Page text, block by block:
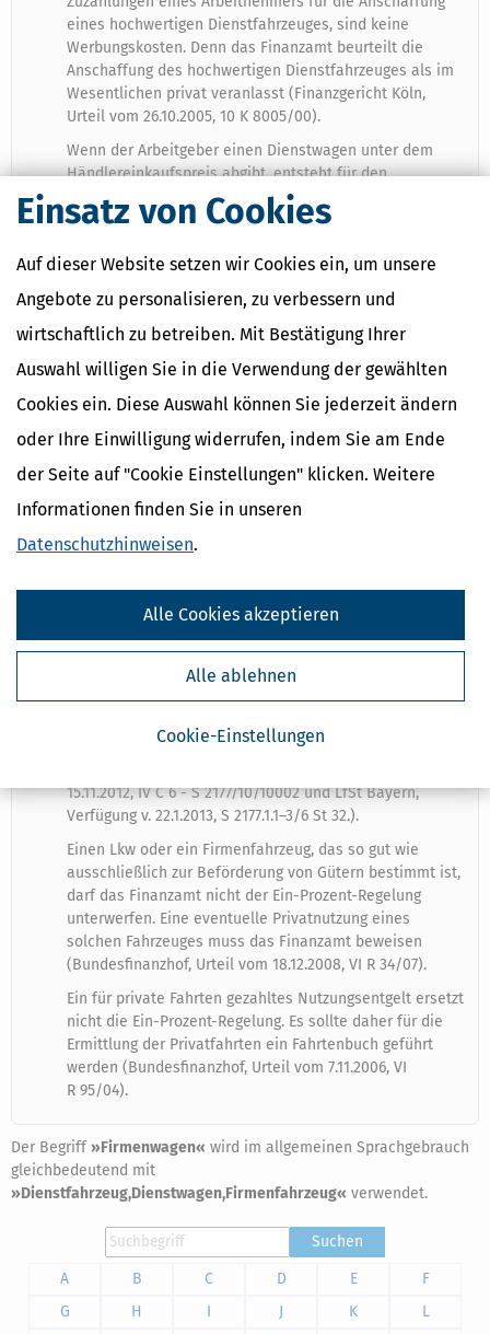
Einsatz von Cookies
Auf dieser Website setzen wir Cookies ein, um unsere
Angebote zu personalisieren, zu verbessern und
wirtschaftlich zu betreiben. Mit Bestätigung Ihrer
Auswahl willigen Sie in die Verwendung der gewählten
Cookies ein. Diese Auswahl können Sie jederzeit ändern
oder Ihre Einwilligung widerrufen, indem Sie am Ende
der Seite auf "Cookie Einstellungen" klicken. Weitere
Informationen finden Sie in unseren
Datenschutzhinweisen.
Cookie-Einstellungen
Alle ablehnen
Alle Cookies akzeptieren
eines hochwertigen Dienstfahrzeuges, sind keine
Werbungskosten. Denn das Finanzamt beurteilt die
Anschaffung des hochwertigen Dienstfahrzeuges als im
Wesentlichen privat veranlasst (Finanzgericht Köln,
Urteil vom 26.10.2005, 10 K 8005/00).
Wenn der Arbeitgeber einen Dienstwagen unter dem
Händlereinkaufspreis abgibt, entsteht für den
Arbeitnehmer ein steuerpflichtiger geldwerter Vorteil.
Der Händlereinkaufspreis sollte mittels »Schwacke-
(Bundesfinanzhof, Urteil vom 17.6.2005, VI R 84/04).
Die Finanzverwaltung darf entgegen der bisherigen
Rechtsprechung zur Widerlegung des Anscheinsbeweises
für die Privatnutzung eines betrieblichen Pkw bei einem
Unternehmer oder Selbständigen die Ein-Prozent-Regel
unentgeltlich oder verbilligt zur Verfügung steht, stellt
einen steuerpflichtigen Vorteil beim Arbeitnehmer dar.
(Bundesfinanzhof, Urteil vom 21.3.2013, VI R 31/10, VI
R 46/11, VI R 42/12 und VI R 49/11).
Umfasst das Betriebsvermögen mehrere Fahrzeuge, die
werden einem Arbeitnehmer mehrere Fahrzeuge zur
privaten Nutzung überlassen, dann greift ein
jedes einzelne Fahrzeug ist entweder nach der Ein-
Prozent-Regelung oder bei Vorlage eines
ordnungsgemäßen Fahrtenbuches nach der
Fahrtenbuchmethode zu ermitteln und beim
Steuerpflichtigen der Besteuerung zu unterwerfen. Dies
15.11.2012, IV C 6 - S 2177/10/10002 und LfSt Bayern,
Verfügung v. 22.1.2013, S 2177.1.1–3/6 St 32.).
Einen Lkw oder ein Firmenfahrzeug, das so gut wie
ausschließlich zur Beförderung von Gütern bestimmt ist,
darf das Finanzamt nicht der Ein-Prozent-Regelung
unterwerfen. Eine eventuelle Privatnutzung eines
solchen Fahrzeuges muss das Finanzamt beweisen
(Bundesfinanzhof, Urteil vom 18.12.2008, VI R 34/07).
Ein für private Fahrten gezahltes Nutzungsentgelt ersetzt
nicht die Ein-Prozent-Regelung. Es sollte daher für die
Ermittlung der Privatfahrten ein Fahrtenbuch geführt
werden (Bundesfinanzhof, Urteil vom 7.11.2006, VI
R 95/04).
Der Begriff»Firmenwagen« wird im allgemeinen Sprachgebrauch
gleichbedeutend mit
»Dienstfahrzeug,Dienstwagen,Firmenfahrzeug« verwendet.
Suchen
A
B C D E
F
G
H I J K
L